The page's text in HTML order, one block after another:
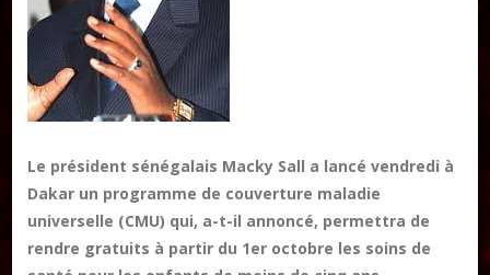
Collections
Formation en Édition Numérique
Les ateliers d’écriture littéraire
Publier un article
Le président sénégalais Macky Sall a lancé vendredi à
Dakar un programme de couverture maladie
universelle (CMU) qui, a-t-il annoncé, permettra de
rendre gratuits à partir du 1er octobre les soins de